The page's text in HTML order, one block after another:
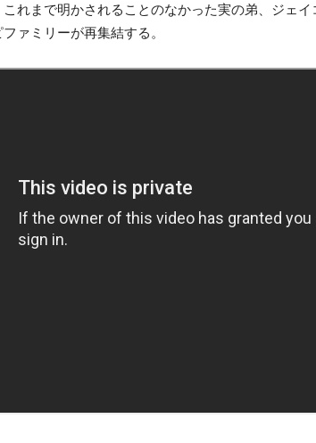
れまで明かされることのなかった実の弟、ジェ
ァミリーが再集結する。